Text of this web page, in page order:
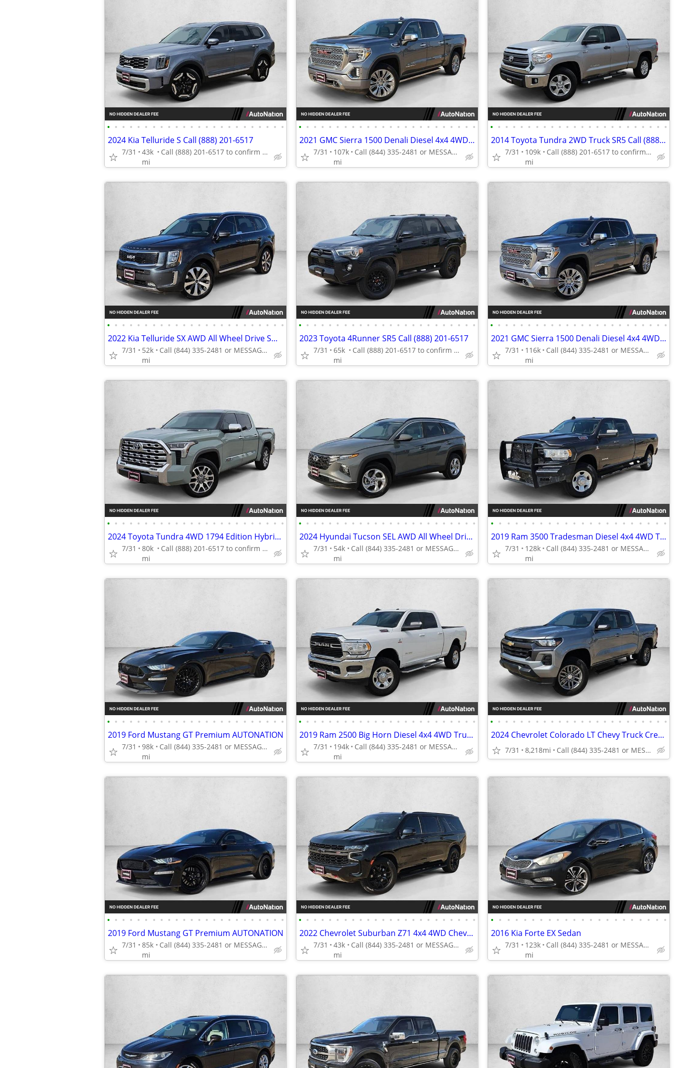
• • • • • • • • • • • • • • • • • • • • • • • •
2024 Kia Telluride S Call (888) 201-6517
7/31
43k
mi
Call (888) 201-6517 to confirm availability - May 14th
• • • • • • • • • • • • • • • • • • • • • • • •
2021 GMC Sierra 1500 Denali Diesel 4x4 4WD Truck Crew cab AUTONATION
7/31
107k
mi
Call (844) 335-2481 or MESSAGE/CHAT to confirm availability
• • • • • • • • • • • • • • • • • • • • • • • •
2014 Toyota Tundra 2WD Truck SR5 Call (888) 201-6517
7/31
109k
mi
Call (888) 201-6517 to confirm availability - May 14th
• • • • • • • • • • • • • • • • • • • • • • • •
2022 Kia Telluride SX AWD All Wheel Drive SUV AUTONATION
7/31
52k
mi
Call (844) 335-2481 or MESSAGE/CHAT to confirm availability
• • • • • • • • • • • • • • • • • • • • • • • •
2023 Toyota 4Runner SR5 Call (888) 201-6517
7/31
65k
mi
Call (888) 201-6517 to confirm availability - May 14th
• • • • • • • • • • • • • • • • • • • • • • • •
2021 GMC Sierra 1500 Denali Diesel 4x4 4WD Truck Crew cab AUTONATION
7/31
116k
mi
Call (844) 335-2481 or MESSAGE/CHAT to confirm availability
• • • • • • • • • • • • • • • • • • • • • • • •
2024 Toyota Tundra 4WD 1794 Edition Hybrid Call (888) 201-6517
7/31
80k
mi
Call (888) 201-6517 to confirm availability - May 14th
• • • • • • • • • • • • • • • • • • • • • • • •
2024 Hyundai Tucson SEL AWD All Wheel Drive SUV AUTONATION
7/31
54k
mi
Call (844) 335-2481 or MESSAGE/CHAT to confirm availability
• • • • • • • • • • • • • • • • • • • • • •
2019 Ram 3500 Tradesman Diesel 4x4 4WD Truck Dodge Crew cab AUTONATION
7/31
128k
mi
Call (844) 335-2481 or MESSAGE/CHAT to confirm availability
• • • • • • • • • • • • • • • • • • • • • • • •
2019 Ford Mustang GT Premium AUTONATION
7/31
98k
mi
Call (844) 335-2481 or MESSAGE/CHAT to confirm availability
• • • • • • • • • • • • • • • • • • • • • • • •
2019 Ram 2500 Big Horn Diesel 4x4 4WD Truck Dodge Crew cab AUTONATION
7/31
194k
mi
Call (844) 335-2481 or MESSAGE/CHAT to confirm availability
• • • • • • • • • • • • • • • • • • • • • • • •
2024 Chevrolet Colorado LT Chevy Truck Crew cab AUTONATION
7/31 8,218mi Call (844) 335-2481 or MESSAGE/CHAT to confirm availability
• • • • • • • • • • • • • • • • • • • • • • • •
2019 Ford Mustang GT Premium AUTONATION
7/31
85k
mi
Call (844) 335-2481 or MESSAGE/CHAT to confirm availability
• • • • • • • • • • • • • • • • • • • • • • • •
2022 Chevrolet Suburban Z71 4x4 4WD Chevy SUV AUTONATION
7/31
43k
mi
Call (844) 335-2481 or MESSAGE/CHAT to confirm availability
• • • • • • • • • • • • • • • • • • • • • •
2016 Kia Forte EX Sedan
7/31
123k
mi
Call (844) 335-2481 or MESSAGE/CHAT to confirm availability